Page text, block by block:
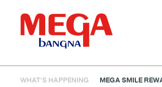
WHAT'S HAPPENING MEGA SMILE